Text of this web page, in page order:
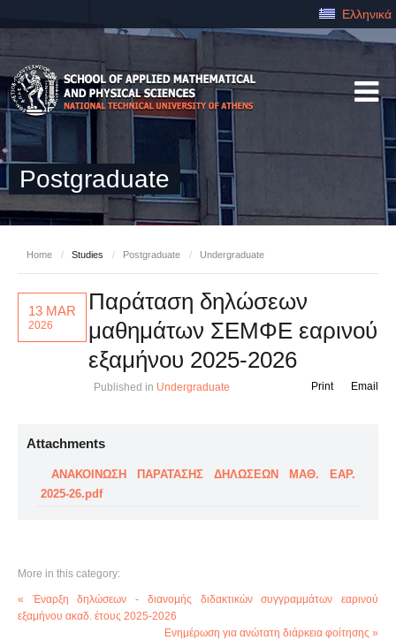
Ελληνικά
Postgraduate
Home / Studies / Postgraduate / Undergraduate
13 MAR
2026
Παράταση δηλώσεων
μαθημάτων ΣΕΜΦΕ εαρινού
εξαμήνου 2025-2026
Published in Undergraduate Email
Print
Attachments
ΑΝΑΚΟΙΝΩΣΗ ΠΑΡΑΤΑΣΗΣ ΔΗΛΩΣΕΩΝ ΜΑΘ. ΕΑΡ.
2025-26.pdf
More in this category:
« Έναρξη δηλώσεων - διανομής διδακτικών συγγραμμάτων εαρινού
εξαμήνου ακαδ. έτους 2025-2026
Ενημέρωση για ανώτατη διάρκεια φοίτησης »